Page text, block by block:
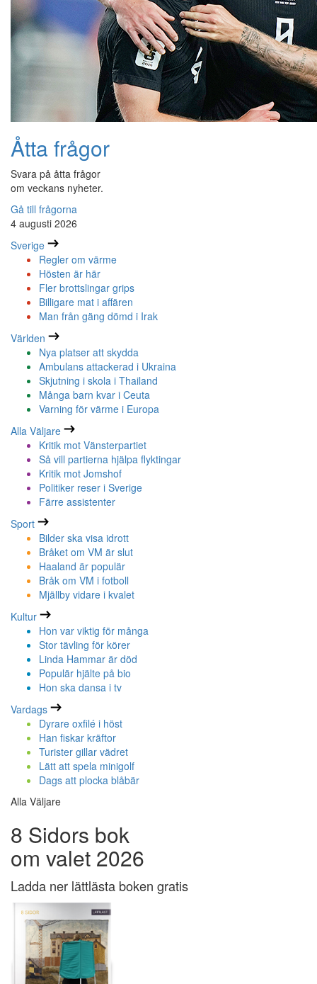
Åtta frågor
Svara på åtta frågor
om veckans nyheter.
Gå till frågorna
4 augusti 2026
Sverige
Regler om värme
Hösten är här
Fler brottslingar grips
Billigare mat i affären
Man från gäng dömd i Irak
Världen
Nya platser att skydda
Ambulans attackerad i Ukraina
Skjutning i skola i Thailand
Många barn kvar i Ceuta
Varning för värme i Europa
Alla Väljare
Kritik mot Vänsterpartiet
Så vill partierna hjälpa flyktingar
Kritik mot Jomshof
Politiker reser i Sverige
Färre assistenter
Sport
Bilder ska visa idrott
Bråket om VM är slut
Haaland är populär
Bråk om VM i fotboll
Mjällby vidare i kvalet
Kultur
Hon var viktig för många
Stor tävling för körer
Linda Hammar är död
Populär hjälte på bio
Hon ska dansa i tv
Vardags
Dyrare oxfilé i höst
Han fiskar kräftor
Turister gillar vädret
Lätt att spela minigolf
Dags att plocka blåbär
Alla Väljare
8 Sidors bok
om valet 2026
Ladda ner lättlästa boken gratis